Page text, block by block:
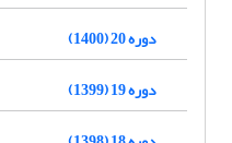
دوره 20 (1400)
دوره 19 (1399)